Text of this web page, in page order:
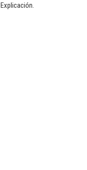
Explicación.